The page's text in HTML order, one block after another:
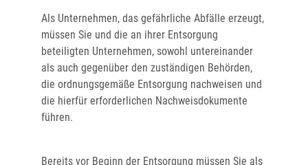
Als Unternehmen, das gefährliche Abfälle erzeugt,
müssen Sie und die an ihrer Entsorgung
beteiligten Unternehmen, sowohl untereinander
als auch gegenüber den zuständigen Behörden,
die ordnungsgemäße Entsorgung nachweisen und
die hierfür erforderlichen Nachweisdokumente
führen.
Bereits vor Beginn der Entsorgung müssen Sie als